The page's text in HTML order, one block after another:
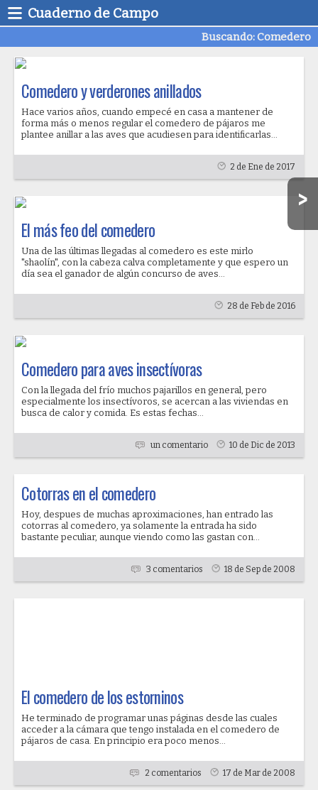
Cuaderno de Campo
Buscando: Comedero
Comedero y verderones anillados
Hace varios años, cuando empecé en casa a mantener de
forma más o menos regular el comedero de pájaros me
plantee anillar a las aves que acudiesen para identificarlas...
2 de Ene de 2017
El más feo del comedero
Una de las últimas llegadas al comedero es este mirlo
"shaolín", con la cabeza calva completamente y que espero un
día sea el ganador de algún concurso de aves...
28 de Feb de 2016
Comedero para aves insectívoras
Con la llegada del frío muchos pajarillos en general, pero
especialmente los insectívoros, se acercan a las viviendas en
busca de calor y comida. Es estas fechas...
un comentario 10 de Dic de 2013
Cotorras en el comedero
Hoy, despues de muchas aproximaciones, han entrado las
cotorras al comedero, ya solamente la entrada ha sido
bastante peculiar, aunque viendo como las gastan con...
3 comentarios 18 de Sep de 2008
El comedero de los estorninos
He terminado de programar unas páginas desde las cuales
acceder a la cámara que tengo instalada en el comedero de
pájaros de casa. En principio era poco menos...
2 comentarios 17 de Mar de 2008